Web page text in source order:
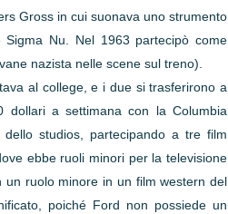
Gross in cui suonava uno strumento
Nu. Nel 1963 partecipò come
nazista nelle scene sul treno).
al college, e i due si trasferirono a
dollari a settimana con la Columbia
studios, partecipando a tre film
ebbe ruoli minori per la televisione
ruolo minore in un film western del
poiché Ford non possiede un